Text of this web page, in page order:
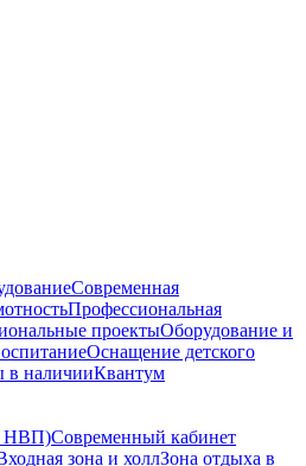
Современная
Профессиональная
проектыОборудование и
Оснащение детского
в наличииКвантум
НВП)Современный кабинет
зона и холлЗона отдыха в